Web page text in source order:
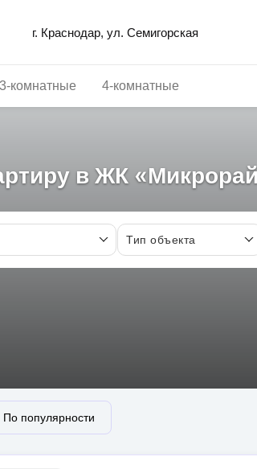
г. Краснодар, ул. Семигорская
3-комнатные 4-комнатные
в ЖК
Тип объекта
По популярности